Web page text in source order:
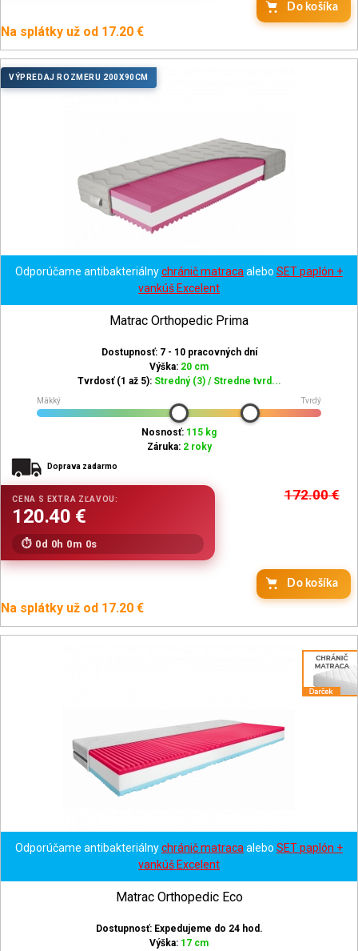
Do košíka
Na splátky už od 17.20 €
VÝPREDAJ ROZMERU 200X90CM
Odporúčame antibakteriálnychránič matraca alebo SET paplón +
vankúš Excelent
Matrac Orthopedic Prima
Dostupnosť: 7 - 10 pracovných dní
Výška: 20 cm
Tvrdosť (1 až 5): Stredný (3) / Stredne tvrd...
Mäkký Tvrdý
Nosnosť: 115 kg
Záruka: 2 roky
Doprava zadarmo
172.00€
0d 0h 0m 0s
Do košíka
Na splátky už od 17.20 €
Odporúčame antibakteriálnychránič matraca alebo SET paplón +
vankúš Excelent
Matrac Orthopedic Eco
Dostupnosť: Expedujeme do 24 hod.
Výška: 17 cm